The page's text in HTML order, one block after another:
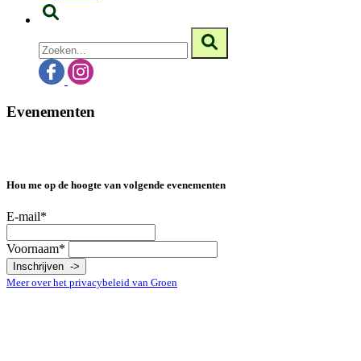
Evenementen
Hou me op de hoogte van volgende evenementen
E-mail*
Voornaam*
Meer over het privacybeleid van Groen